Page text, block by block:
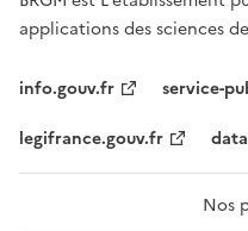
applications des sciences
info.gouv.fr
service-
legifrance.gouv.fr
Nos